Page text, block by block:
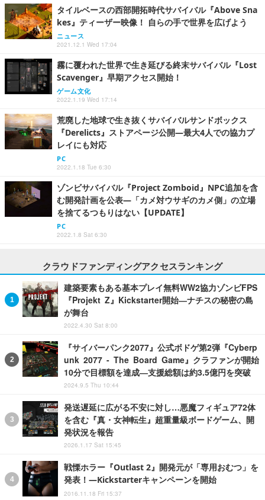
タイルベースの西部開拓時代サバイバル『Above Sna
kes』ティーザー映像！ 自らの手で世界を広げよう
ニュース
2021.12.1 Wed 17:04
霧に覆われた世界で生き延びる終末サバイバル『Lost
Scavenger』早期アクセス開始！
ゲーム文化
2022.1.19 Wed 17:14
荒廃した地球で生き抜くサバイバルサンドボックス
『Derelicts』ストアページ公開―最大4人での協力プ
レイにも対応
PC
2022.1.18 Tue 6:30
ゾンビサバイバル『Project Zomboid』NPC追加を含
む開発計画を公表―「カメ対ウサギのカメ側」の立場
を捨てるつもりはない【UPDATE】
PC
2022.1.8 Sat 6:30
クラウドファンディングアクセスランキング
建築要素もある基本プレイ無料WW2協力ゾンビFPS
『Projekt Z』Kickstarter開始―ナチスの秘密の島
が舞台
2022.4.30 Sat 8:00
『サイバーパンク2077』公式ボドゲ第2弾『Cyberp
unk 2077 - The Board Game』クラファンが開始
10分で目標額を達成―支援総額は約3.5億円を突破
2024.9.5 Thu 10:44
発送遅延に広がる不安に対し…悪魔フィギュア72体
を含む『真・女神転生』超重量級ボードゲーム、開
発状況を報告
2026.1.17 Sat 15:45
戦慄ホラー『Outlast 2』開発元が「専用おむつ」を
発表！―Kickstarterキャンペーンを開始
2016.11.18 Fri 15:37